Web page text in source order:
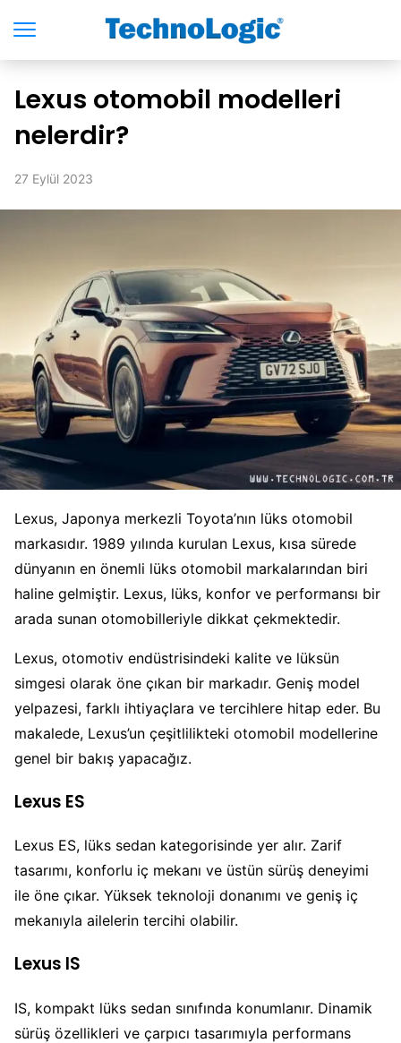
Lexus otomobil modelleri
nelerdir?
27 Eylül 2023
Lexus, Japonya merkezli Toyota’nın lüks otomobil
markasıdır. 1989 yılında kurulan Lexus, kısa sürede
dünyanın en önemli lüks otomobil markalarından biri
haline gelmiştir. Lexus, lüks, konfor ve performansı bir
arada sunan otomobilleriyle dikkat çekmektedir.
Lexus, otomotiv endüstrisindeki kalite ve lüksün
simgesi olarak öne çıkan bir markadır. Geniş model
yelpazesi, farklı ihtiyaçlara ve tercihlere hitap eder. Bu
makalede, Lexus’un çeşitlilikteki otomobil modellerine
genel bir bakış yapacağız.
Lexus ES
Lexus ES, lüks sedan kategorisinde yer alır. Zarif
tasarımı, konforlu iç mekanı ve üstün sürüş deneyimi
ile öne çıkar. Yüksek teknoloji donanımı ve geniş iç
mekanıyla ailelerin tercihi olabilir.
Lexus IS
IS, kompakt lüks sedan sınıfında konumlanır. Dinamik
sürüş özellikleri ve çarpıcı tasarımıyla performans